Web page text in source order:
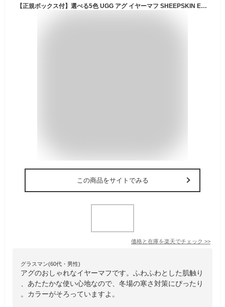
【正規ボックス付】選べる5色 UGG アグ イヤーマフ SHEEPSKIN EARMUFF WITH EMBROIDERY 20955 レディース 耳あて シープスキン ボア ファー ロゴ 防寒 ふわふわ あったか ブランド 正規品 新品 送料無料 ギフト プレゼント
この商品をサイトでみる
価格と在庫を楽天でチェック >>
グラスマン(60代・男性)
アグのおしゃれなイヤーマフです。ふわふわとした肌触り
、あたたかな使い心地なので、冬場の寒さ対策にぴったり
。カラーがそろっていますよ。